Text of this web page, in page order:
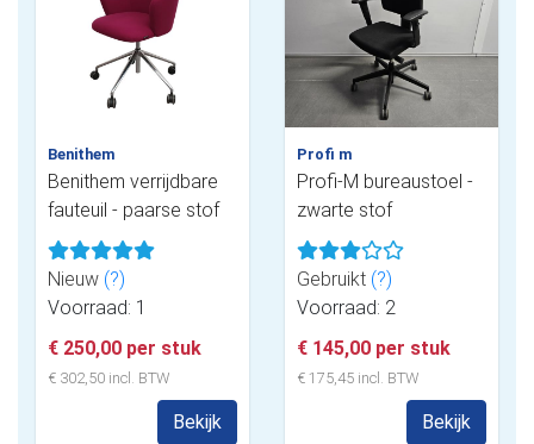
Benithem
Benithem verrijdbare
fauteuil - paarse stof
Nieuw (?)
Voorraad: 1
€ 250,00 per stuk
€ 302,50 incl. BTW
Bekijk
Profi m
Profi-M bureaustoel -
zwarte stof
Gebruikt (?)
Voorraad: 2
€ 145,00 per stuk
€ 175,45 incl. BTW
Bekijk